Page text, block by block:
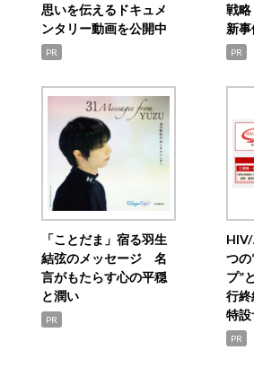
思いを伝えるドキュメ
ンタリー動画を公開中
PR
戦
新事
PR
「ことだま」宿る羽生
結弦のメッセージ 名
言がもたらす心の平穏
と潤い
PR
つの
プ”
行
特
PR